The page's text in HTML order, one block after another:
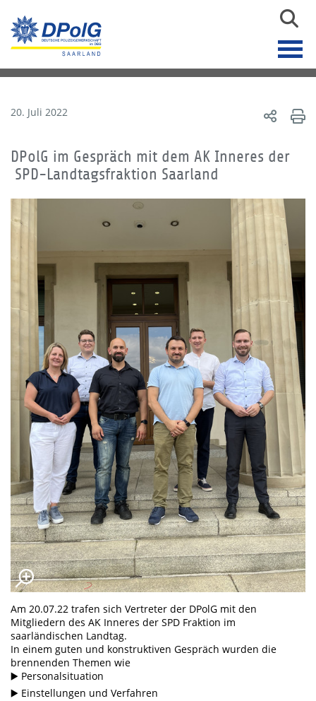
20. Juli 2022
DPolG im Gespräch mit dem AK Inneres der
SPD-Landtagsfraktion Saarland
Am 20.07.22 trafen sich Vertreter der DPolG mit den
Mitgliedern des AK Inneres der SPD Fraktion im
saarländischen Landtag.
In einem guten und konstruktiven Gespräch wurden die
brennenden Themen wie
▶️ Personalsituation
▶️ Einstellungen und Verfahren